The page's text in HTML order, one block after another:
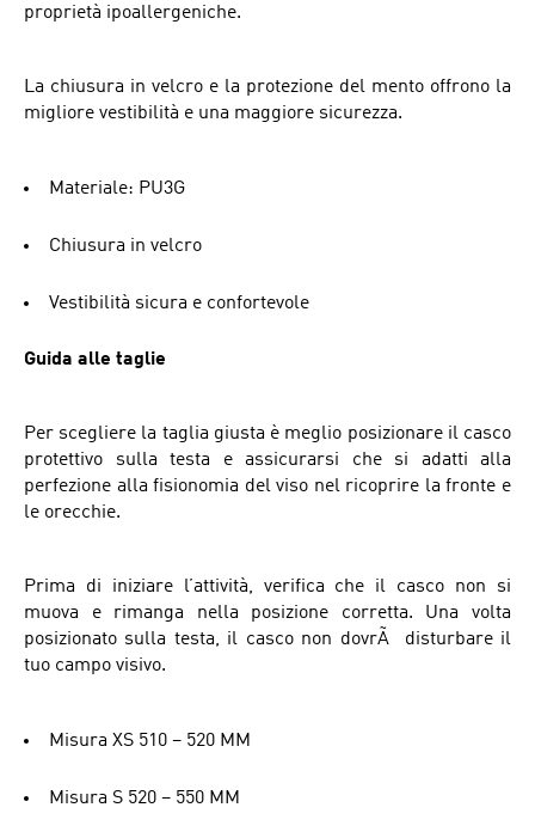
proprietà ipoallergeniche.
La chiusura in velcro e la protezione del mento offrono la
migliore vestibilità e una maggiore sicurezza.
Materiale: PU3G
Chiusura in velcro
Vestibilità sicura e confortevole
Guida alle taglie
Per scegliere la taglia giusta è meglio posizionare il casco
protettivo sulla testa e assicurarsi che si adatti alla
perfezione alla fisionomia del viso nel ricoprire la fronte e
le orecchie.
Prima di iniziare l’attività, verifica che il casco non si
muova e rimanga nella posizione corretta. Una volta
posizionato sulla testa, il casco non dovrÃ disturbare il
tuo campo visivo.
Misura XS 510 – 520 MM
Misura S 520 – 550 MM